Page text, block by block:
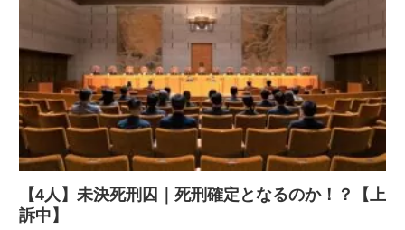
【4人】未決死刑囚｜死刑確定となるのか！？【上
訴中】